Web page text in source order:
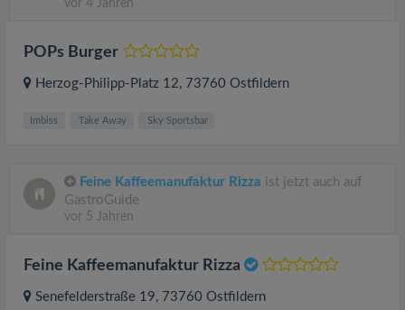
vor 4 Jahren
POPs Burger
Herzog-Philipp-Platz 12, 73760 Ostfildern
Imbiss Take Away Sky Sportsbar
Feine Kaffeemanufaktur Rizza ist jetzt auch auf
GastroGuide
vor 5 Jahren
Feine Kaffeemanufaktur Rizza
Senefelderstraße 19, 73760 Ostfildern